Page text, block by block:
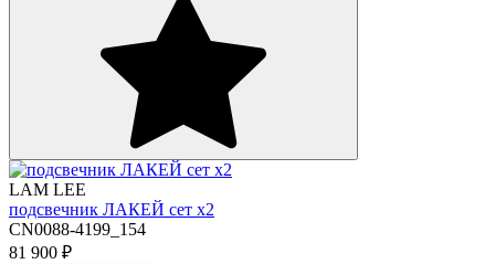
LAM LEE
подсвечник ЛАКЕЙ сет х2
CN0088-4199_154
81 900 ₽